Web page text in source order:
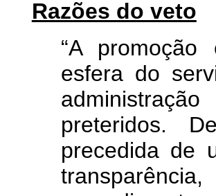
Razões do veto
“A
esfera do
preteridos.
precedida de